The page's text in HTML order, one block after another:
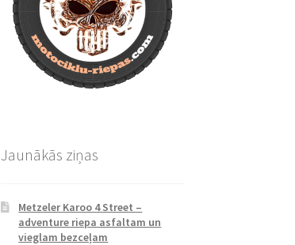
Jaunākās ziņas
Metzeler Karoo 4 Street –
adventure riepa asfaltam un
vieglam bezceļam